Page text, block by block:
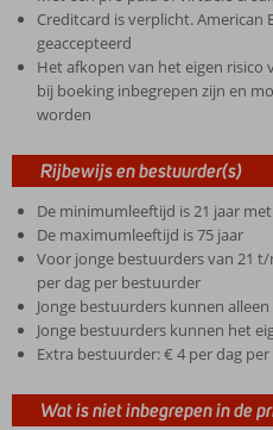
Creditcard is verplicht. American
geaccepteerd
Het afkopen van het eigen risico
bij boeking inbegrepen zijn en
worden
Rijbewijs en bestuurder(s)
De minimumleeftijd is 21 jaar
De maximumleeftijd is 75 jaar
Voor jonge bestuurders van 21
per dag per bestuurder
Jonge bestuurders kunnen
Jonge bestuurders kunnen het
Extra bestuurder: € 4 per dag
Wat is niet inbegrepen in de